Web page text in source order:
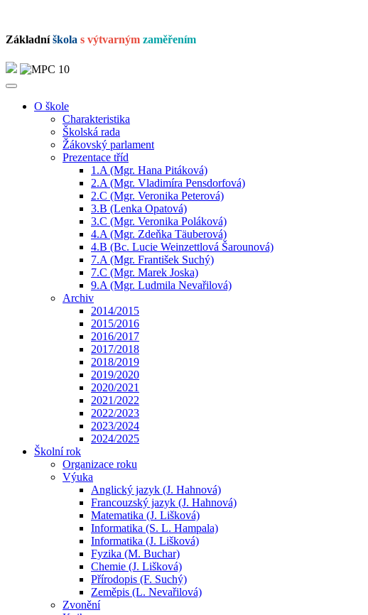
Základníškola s výtvarným zaměřením
O škole
Charakteristika
Školská rada
Žákovský parlament
Prezentace tříd
1.A (Mgr. Hana Pitáková)
2.A (Mgr. Vladimíra Pensdorfová)
2.C (Mgr. Veronika Peterová)
3.B (Lenka Opatová)
3.C (Mgr. Veronika Poláková)
4.A (Mgr. Zdeňka Täuberová)
4.B (Bc. Lucie Weinzettlová Šarounová)
7.A (Mgr. František Suchý)
7.C (Mgr. Marek Joska)
9.A (Mgr. Ludmila Nevařilová)
Archiv
2014/2015
2015/2016
2016/2017
2017/2018
2018/2019
2019/2020
2020/2021
2021/2022
2022/2023
2023/2024
2024/2025
Školní rok
Organizace roku
Výuka
Anglický jazyk (J. Hahnová)
Francouzský jazyk (J. Hahnová)
Matematika (J. Lišková)
Informatika (S. L. Hampala)
Informatika (J. Lišková)
Fyzika (M. Buchar)
Chemie (J. Lišková)
Přírodopis (F. Suchý)
Zeměpis (L. Nevařilová)
Zvonění